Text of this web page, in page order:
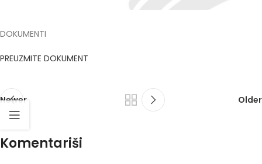
DOKUMENTI
PREUZMITE DOKUMENT
Newer Older
Komentariši